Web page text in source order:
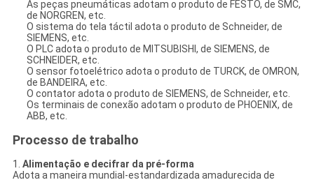
As peças pneumáticas adotam o produto de FESTO, de SMC,
de NORGREN, etc.
O sistema do tela táctil adota o produto de Schneider, de
SIEMENS, etc.
O PLC adota o produto de MITSUBISHI, de SIEMENS, de
SCHNEIDER, etc.
O sensor fotoelétrico adota o produto de TURCK, de OMRON,
de BANDEIRA, etc.
O contator adota o produto de SIEMENS, de Schneider, etc.
Os terminais de conexão adotam o produto de PHOENIX, de
ABB, etc.
Processo de trabalho
1. Alimentação e decifrar da pré-forma
Adota a maneira mundial-estandardizada amadurecida de